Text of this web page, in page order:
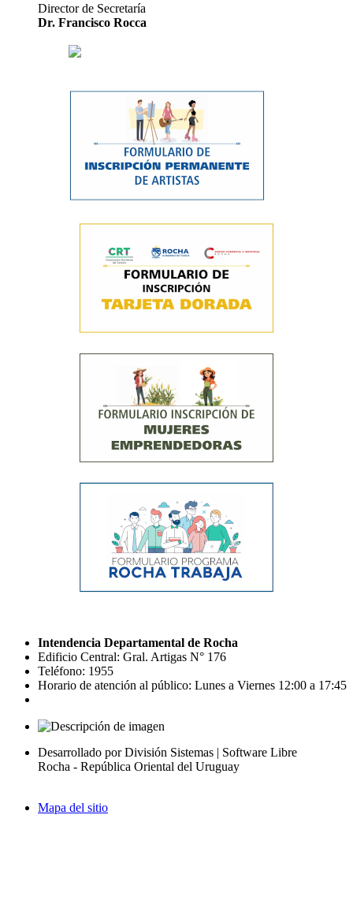
Director de Secretaría
Dr. Francisco Rocca
Intendencia Departamental de Rocha
Edificio Central: Gral. Artigas N° 176
Teléfono: 1955
Horario de atención al público: Lunes a Viernes 12:00 a 17:45
Desarrollado por División Sistemas | Software Libre
Rocha - República Oriental del Uruguay
Mapa del sitio